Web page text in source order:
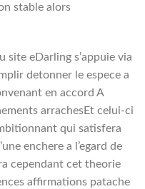
stable alors
site eDarling s’appuie via
detonner le espece a
en accord A
arrachesEt celui-ci
qui satisfera
enchere a l’egard de
cependant cet theorie
affirmations patache